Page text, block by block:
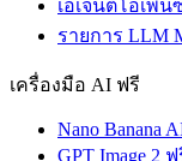
เอเจนต์โอเพน
รายการ LLM
เครื่องมือ AI ฟรี
Nano Banana
GPT Image 2 ฟ